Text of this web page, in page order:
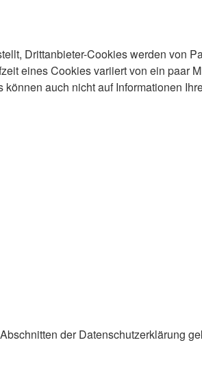
Drittanbieter-Cookies werden von
eines Cookies variiert von ein paar
auch nicht auf Informationen
der Datenschutzerklärung